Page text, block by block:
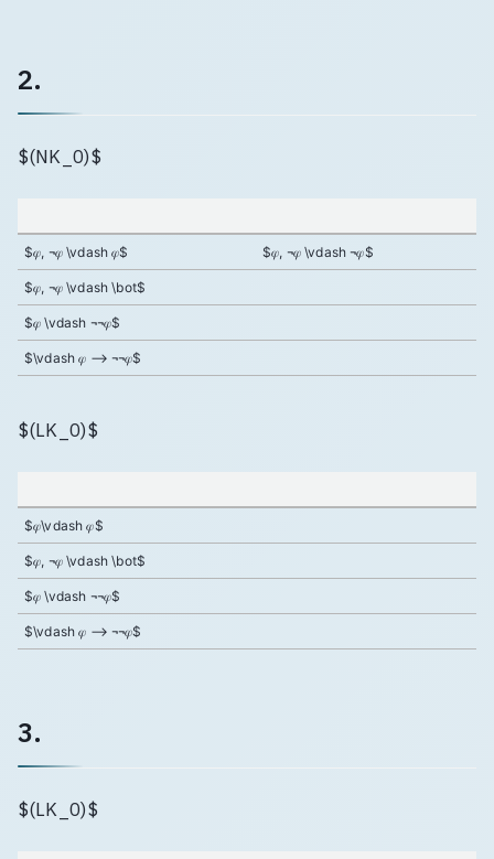
2.
$(NK_0)$
$𝜑, ¬𝜑 \vdash 𝜑$ $𝜑, ¬𝜑 \vdash ¬𝜑$
$𝜑, ¬𝜑 \vdash \bot$
$𝜑 \vdash ¬¬𝜑$
$\vdash 𝜑 ⟶ ¬¬𝜑$
$(LK_0)$
$𝜑\vdash 𝜑$
$𝜑, ¬𝜑 \vdash \bot$
$𝜑 \vdash ¬¬𝜑$
$\vdash 𝜑 ⟶ ¬¬𝜑$
3.
$(LK_0)$